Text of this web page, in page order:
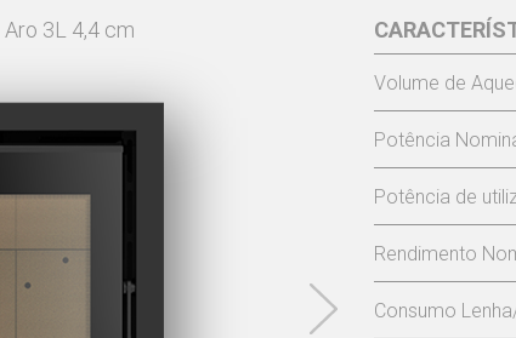
Aro 3L 4,4 cm URANO
Volume de
Potência
Potência de
Rendimento
Consumo